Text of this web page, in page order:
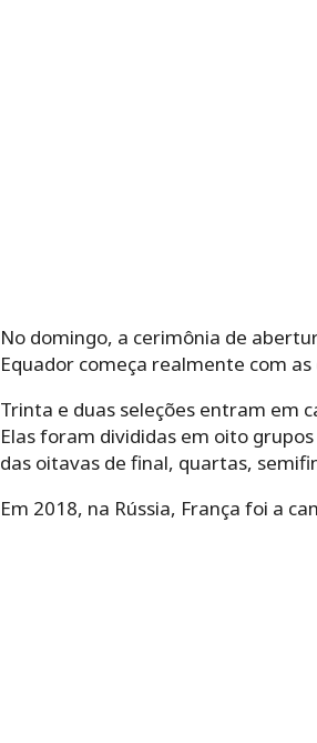
No domingo, a cerimônia de
Equador começa realmente com
Trinta e duas seleções entram em
Elas foram divididas em oito
das oitavas de final, quartas,
Em 2018, na Rússia, França foi a